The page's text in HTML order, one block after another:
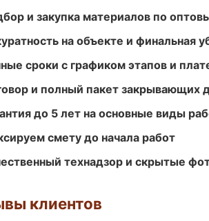
и закупка материалов по
на объекте и финальная
сроки с графиком этапов и
и полный пакет закрывающих
до 5 лет на основные виды
смету до начала работ
технадзор и скрытые
клиентов